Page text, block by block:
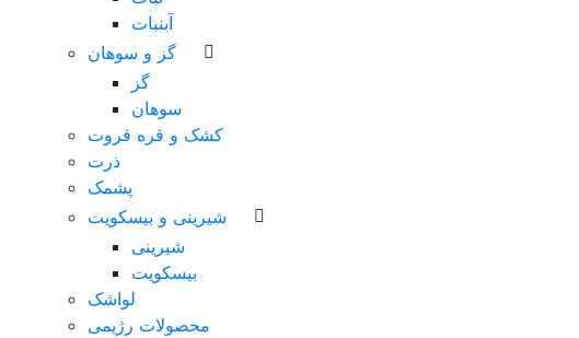
آبنبات
گز و سوهان
گز
سوهان
کشک و قره قروت
ذرت
پشمک
شیرینی و بیسکویت
شیرینی
بیسکویت
لواشک
محصولات رژیمی